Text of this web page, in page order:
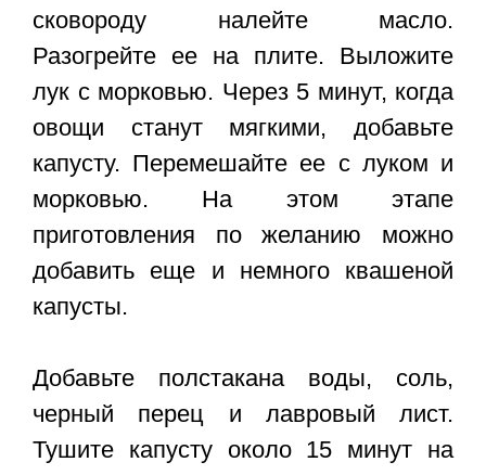
сковороду налейте масло.
Разогрейте ее на плите. Выложите
лук с морковью. Через 5 минут, когда
овощи станут мягкими, добавьте
капусту. Перемешайте ее с луком и
морковью. На этом этапе
приготовления по желанию можно
добавить еще и немного квашеной
капусты.
Добавьте полстакана воды, соль,
черный перец и лавровый лист.
Тушите капусту около 15 минут на